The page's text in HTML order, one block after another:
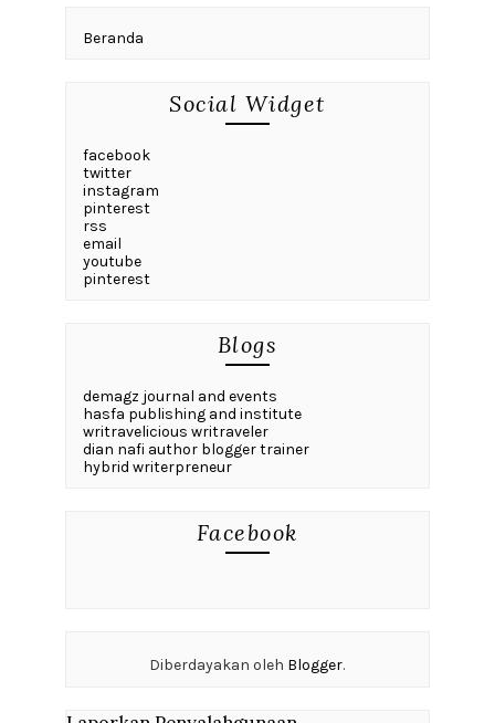
Beranda
Social Widget
facebook
twitter
instagram
pinterest
rss
email
youtube
pinterest
Blogs
demagz journal and events
hasfa publishing and institute
writravelicious writraveler
dian nafi author blogger trainer
hybrid writerpreneur
Facebook
Diberdayakan oleh Blogger.